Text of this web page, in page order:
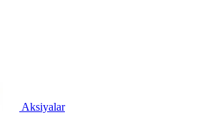
Aksiyalar